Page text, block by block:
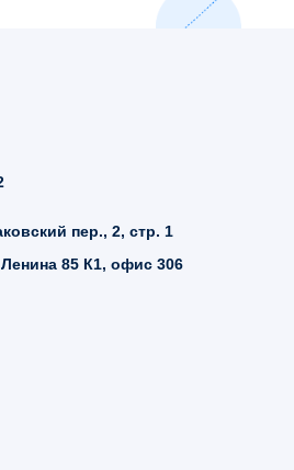
пер., 2, стр. 1
85 К1, офис 306